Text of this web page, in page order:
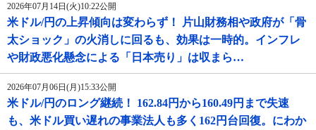
2026年07月14日(火)10:22公開
米ドル/円の上昇傾向は変わらず！ 片山財務相や政府が「骨
太ショック」の火消しに回るも、効果は一時的。インフレ
や財政悪化懸念による「日本売り」は収まら…
2026年07月06日(月)15:33公開
米ドル/円のロング継続！ 162.84円から160.49円まで失速
も、米ドル買い遅れの事業法人も多く162円台回復。にわか